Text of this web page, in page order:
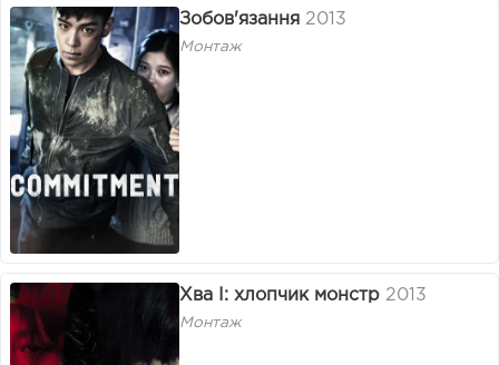
Зобов'язання 2013
Монтаж
Хва І: хлопчик монстр 2013
Монтаж